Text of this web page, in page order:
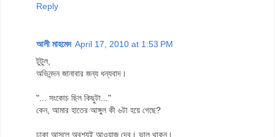
Reply
আলী মাহমেদ April 17, 2010 at 1:53 PM
টুটুল,
অভিনন্দন জানাবার জন্য ধন্যবাদ।
"... সংকোচ ছিল কিছুটা..."
কেন, আমার হাতের আঙ্গুল কী ৬টা হয়ে গেছে?
ঢাকা আসলে অবশ্যই আওয়াজ দেব। ভাল থাকুন।